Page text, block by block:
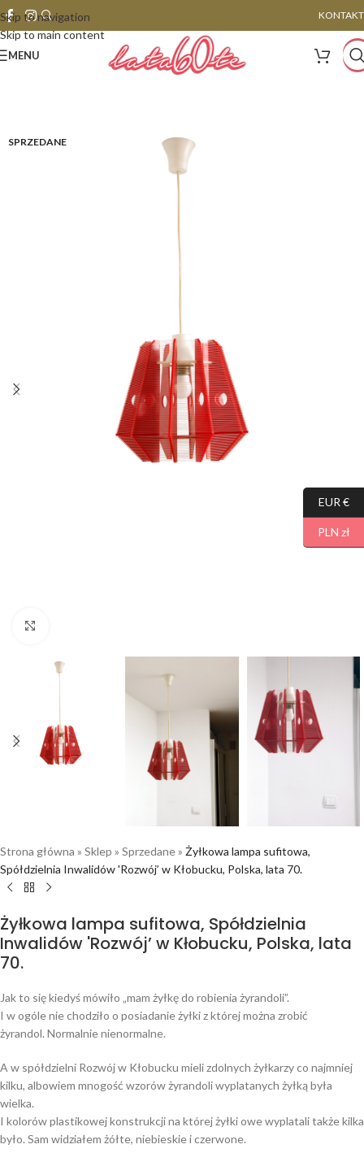
Skip to navigation
Skip to main content
KONTAKT
MENU
SPRZEDANE
Strona główna » Sklep » Sprzedane» Żyłkowa lampa sufitowa,
Spółdzielnia Inwalidów 'Rozwój’ w Kłobucku, Polska, lata 70.
Żyłkowa lampa sufitowa, Spółdzielnia
Inwalidów 'Rozwój’ w Kłobucku, Polska, lata
70.
Jak to się kiedyś mówiło „mam żyłkę do robienia żyrandoli”.
I w ogóle nie chodziło o posiadanie żyłki z której można zrobić
żyrandol. Normalnie nienormalne.
A w spółdzielni Rozwój w Kłobucku mieli zdolnych żyłkarzy co najmniej
kilku, albowiem mnogość wzorów żyrandoli wyplatanych żyłką była
wielka.
I kolorów plastikowej konstrukcji na której żyłki owe wyplatali także kilka
było. Sam widziałem żółte, niebieskie i czerwone.
EUR €
PLN zł